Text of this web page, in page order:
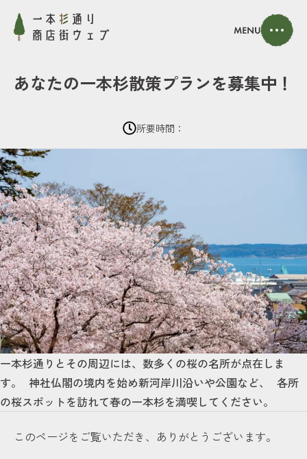
あなたの一本杉散策プランを募集中！
所要時間：
一本杉通りとその周辺には、数多くの桜の名所が点在しま
す。 神社仏閣の境内を始め新河岸川沿いや公園など、 各所
の桜スポットを訪れて春の一本杉を満喫してください。
このページをご覧いただき、ありがとうございます。